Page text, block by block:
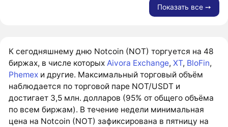
Показать все ➙
К сегодняшнему дню Notcoin (NOT) торгуется на 48
биржах, в числе которыхAivora Exchange,XT, BloFin,
Phemex и другие. Максимальный торговый объём
наблюдается по торговой паре NOT/USDT и
достигает 3,5 млн. долларов (95% от общего объёма
по всем биржам). В течение недели минимальная
цена на Notcoin (NOT) зафиксирована в пятницу на